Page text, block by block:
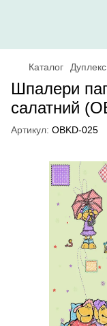
Каталог Дуплекс
Шпалери
салатний
Артикул: OBKD-025